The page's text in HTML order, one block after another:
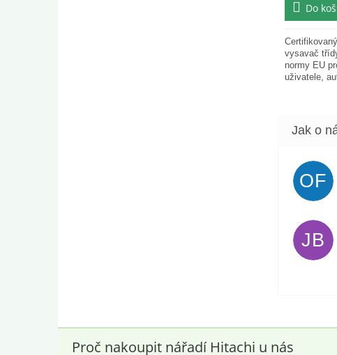
Do
vysavač
normy EU
uživatele,
OF
JB
Proč nakoupit nářadí Hitachi u nás